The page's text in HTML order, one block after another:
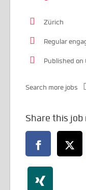
Zürich
Regular
Published
Search more jobs
Share this job